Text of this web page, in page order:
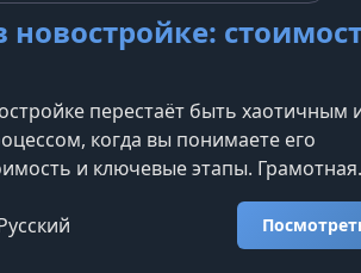
новостройке:
перестаёт быть хаотичным
когда вы понимаете его
и ключевые этапы. Грамотная
избежать непредвиденных
риски и превращает
управляемое и даже